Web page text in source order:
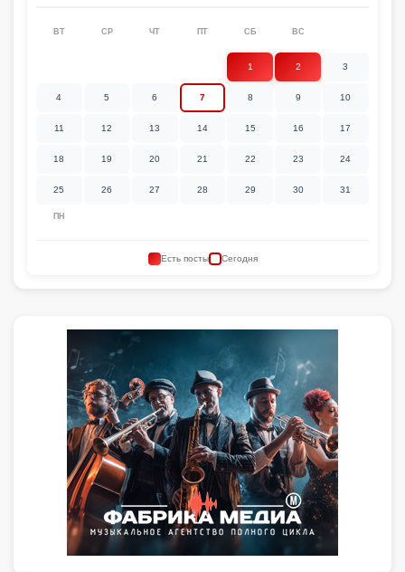
ПН
ВТ СР ЧТ ПТ СБ ВС
1 2 3
4 5 6 7 8 9 10
11 12 13 14 15 16 17
18 19 20 21 22 23 24
25 26 27 28 29 30 31
Есть посты Сегодня